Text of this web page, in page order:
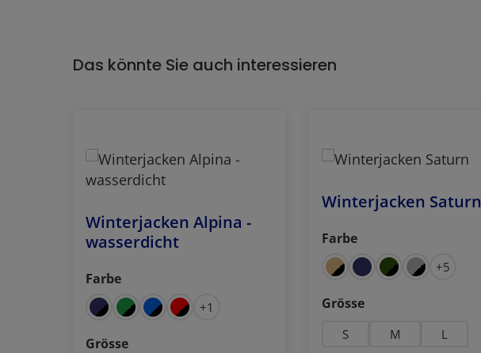
Das könnte Sie auch interessieren
Winterjacken Alpina -
wasserdicht
Farbe
auswählen
+1
Grösseauswählen
Winterjacken Saturn
Farbe
auswählen
+5
Grösseauswählen
S M L